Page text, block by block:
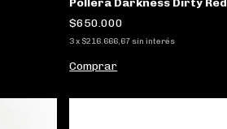
Pollera Darkness Dirty Red
$650.000
3x $216.666,67 sin interés
Comprar